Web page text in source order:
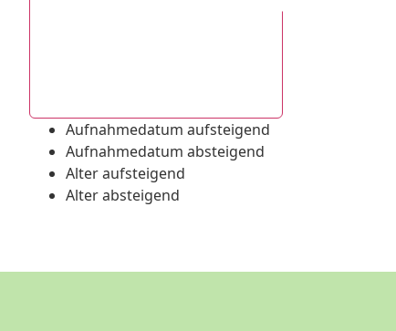
Aufnahmedatum aufsteigend
Aufnahmedatum absteigend
Alter aufsteigend
Alter absteigend